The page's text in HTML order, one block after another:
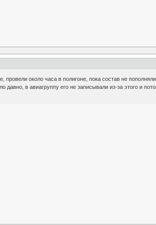
около часа в полигоне, пока состав не
в авиагруппу его не записывали из-за этого и